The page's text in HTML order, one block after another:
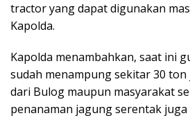
tractor yang dapat digunakan
Kapolda.
Kapolda menambahkan, saat ini
sudah menampung sekitar 30
dari Bulog maupun masyarakat
penanaman jagung serentak